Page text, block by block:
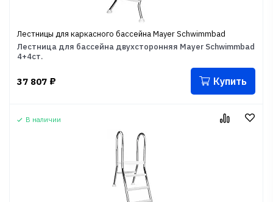
Лестницы для каркасного бассейна Mayer Schwimmbad
Лестница для бассейна двухсторонняя Mayer Schwimmbad
4+4ст.
37 807 ₽ Купить
В наличии